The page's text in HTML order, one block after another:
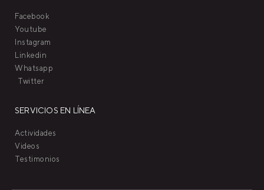
Facebook
Youtube
Instagram
Linkedin
Whatsapp
Twitter
SERVICIOS EN LÍNEA
Actividades
Videos
Testimonios